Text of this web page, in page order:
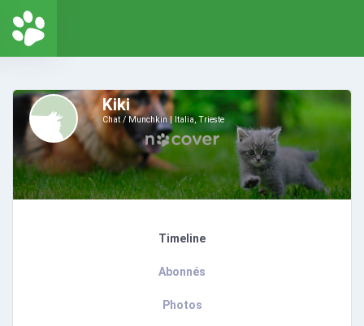
Kiki
Chat / Munchkin Italia, Trieste
Timeline
Abonnés
Photos